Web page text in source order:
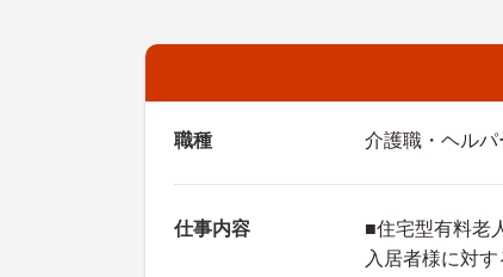
職種 介護職・ヘルパ
仕事内容
■住宅型有料老
入居者様に対